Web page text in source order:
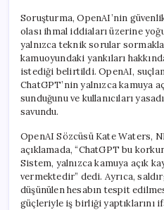
Soruşturma, OpenAI’nin
olası ihmal iddiaları üzerine
yalnızca teknik sorular
kamuoyundaki yankıları
istediği belirtildi. OpenAI,
ChatGPT’nin yalnızca kamuya
sunduğunu ve kullanıcıları
savundu.
OpenAI Sözcüsü Kate Waters,
açıklamada, “ChatGPT bu
Sistem, yalnızca kamuya açık
vermektedir” dedi. Ayrıca,
düşünülen hesabın tespit
güçleriyle iş birliği yaptıklarını